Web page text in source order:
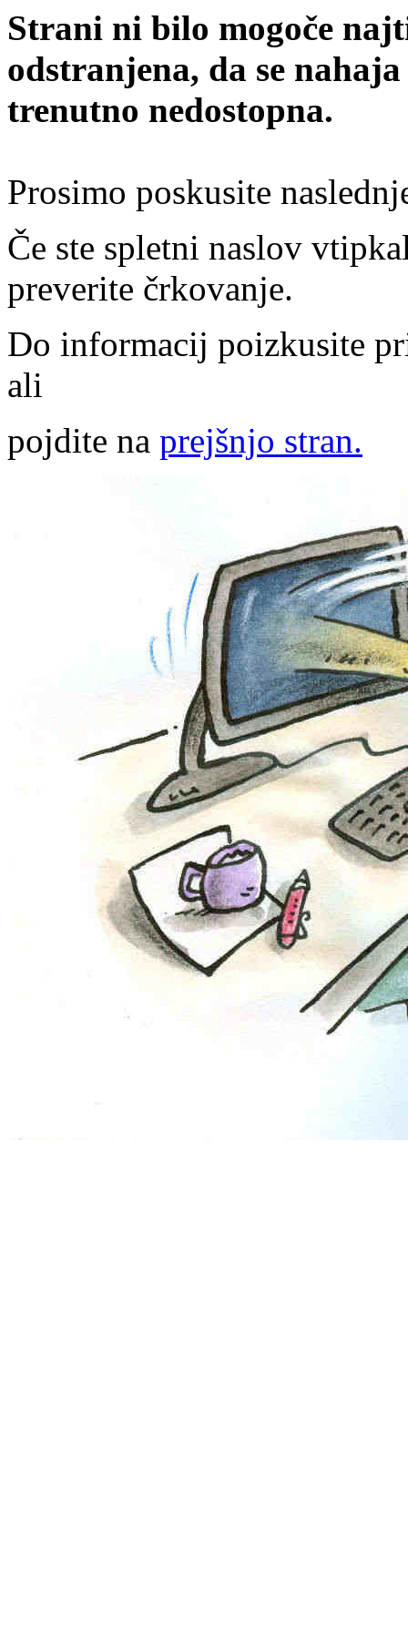
Strani ni bilo mogoče
odstranjena, da se
trenutno nedostopna.
Prosimo poskusite
Če ste spletni naslov
preverite črkovanje.
Do informacij poizkusite
ali
pojdite na prejšnjo stran.